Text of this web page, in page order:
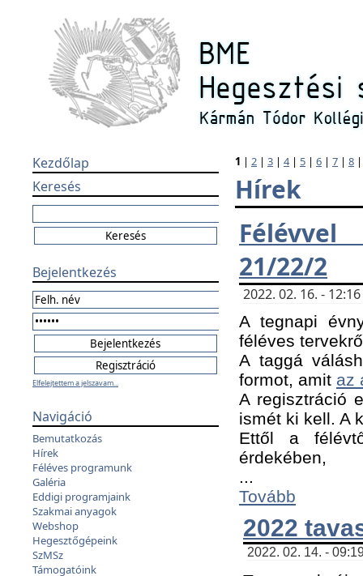
Kezdőlap
Keresés
Bejelentkezés
Elfelejtettem a jelszavam...
Navigáció
Bemutatkozás
Hírek
Féléves programunk
Galéria
Eddigi programjaink
Szakmai anyagok
Webshop
Hegesztőgépeink
SzMSz
Támogatóink
1 | 2 | 3 | 4| 5 | 6 | 7 | 8
Hírek
21/22/2
2022. 02. 16. -
A tegnapi
féléves
A taggá
formot, amit az
A regisztráció
ismét ki kell. A
Ettől a
érdekében,
...
Tovább
2022
2022. 02. 14. -